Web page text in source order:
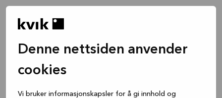
Denne nettsiden anvender
cookies
Vi bruker informasjonskapsler for å gi innhold og